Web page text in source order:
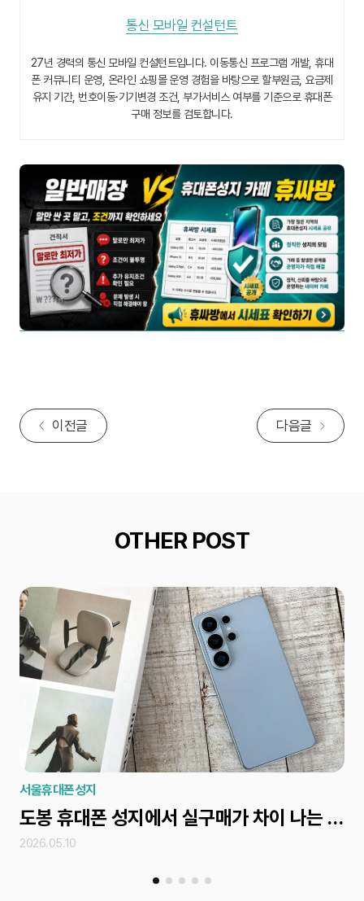
통신 모바일 컨설턴트
27년 경력의 통신 모바일 컨설턴트입니다. 이동통신 프로그램 개발, 휴대
폰 커뮤니티 운영, 온라인 쇼핑몰 운영 경험을 바탕으로 할부원금, 요금제
유지 기간, 번호이동·기기변경 조건, 부가서비스 여부를 기준으로 휴대폰
구매 정보를 검토합니다.
이전글 다음글
OTHER POST
서울휴대폰성지
도봉 휴대폰 성지에서 실구매가 차이 나는 조건 확인법
2026.05.10